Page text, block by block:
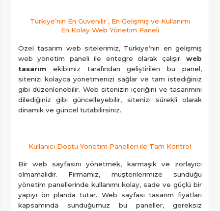
Türkiye’nin En Güvenilir , En Gelişmiş ve Kullanımı
En Kolay Web Yönetim Paneli
Özel tasarım web sitelerimiz, Türkiye’nin en gelişmiş
web yönetim paneli ile entegre olarak çalışır.web
tasarımekibimiz tarafından geliştirilen bu panel,
sitenizi kolayca yönetmenizi sağlar ve tam istediğiniz
gibi düzenlenebilir. Web sitenizin içeriğini ve tasarımını
dilediğiniz gibi güncelleyebilir, sitenizi sürekli olarak
dinamik ve güncel tutabilirsiniz.
Kullanıcı Dostu Yönetim Panelleri ile Tam Kontrol
Bir web sayfasını yönetmek, karmaşık ve zorlayıcı
olmamalıdır. Firmamız, müşterilerimize sunduğu
yönetim panellerinde kullanımı kolay, sade ve güçlü bir
yapıyı ön planda tutar. Web sayfası tasarım fiyatları
kapsamında sunduğumuz bu paneller, gereksiz